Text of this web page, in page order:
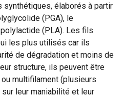
élaborés à partir
(PGA), le
(PLA). Les fils
les plus utilisés car ils
de dégradation et moins de
structure, ils peuvent être
multifilament (plusieurs
leur maniabilité et leur